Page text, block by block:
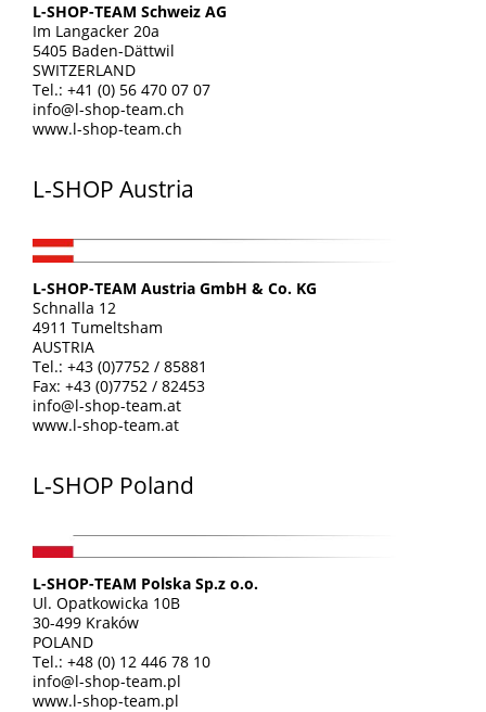
L-SHOP-TEAM Schweiz AG
Im Langacker 20a
5405 Baden-Dättwil
SWITZERLAND
Tel.: +41 (0) 56 470 07 07
info@l-shop-team.ch
www.l-shop-team.ch
L-SHOP Austria
L-SHOP-TEAM Austria GmbH & Co. KG
Schnalla 12
4911 Tumeltsham
AUSTRIA
Tel.: +43 (0)7752 / 85881
Fax: +43 (0)7752 / 82453
info@l-shop-team.at
www.l-shop-team.at
L-SHOP Poland
L-SHOP-TEAM Polska Sp.z o.o.
Ul. Opatkowicka 10B
30-499 Kraków
POLAND
Tel.: +48 (0) 12 446 78 10
info@l-shop-team.pl
www.l-shop-team.pl